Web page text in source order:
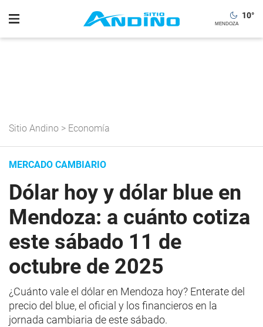
10°
Sitio Andino > Economía
MERCADO CAMBIARIO
Dólar hoy y dólar blue en
Mendoza: a cuánto cotiza
este sábado 11 de
octubre de 2025
¿Cuánto vale el dólar en Mendoza hoy? Enterate del
precio del blue, el oficial y los financieros en la
jornada cambiaria de este sábado.